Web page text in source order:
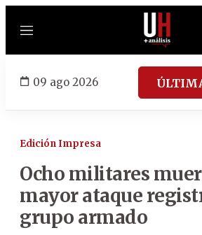
Menú
09 ago 2026
Edición Impresa
Ocho militares
mayor ataque
grupo armado